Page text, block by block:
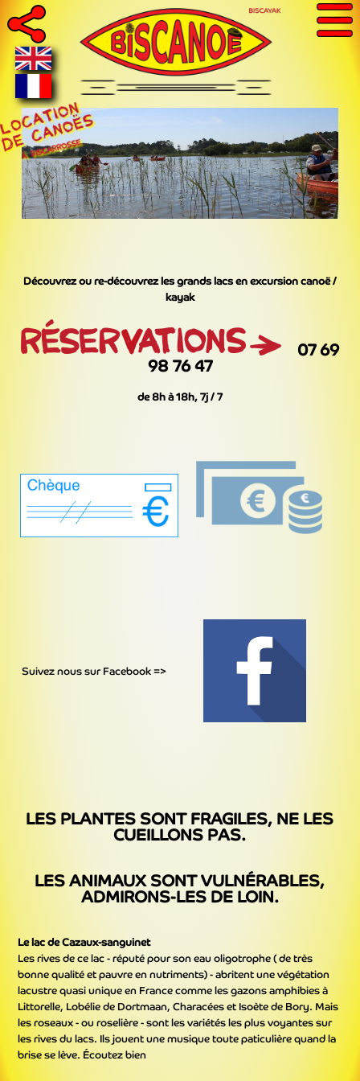
Découvrez ou re-découvrez les grands lacs en excursion canoë /
kayak
07 69
98 76 47
de 8h à 18h, 7j / 7
Suivez nous sur Facebook =>
LES PLANTES SONT FRAGILES, NE LES
CUEILLONS PAS.
LES ANIMAUX SONT VULNÉRABLES,
ADMIRONS-LES DE LOIN.
Le lac de Cazaux-sanguinet
Les rives de ce lac - réputé pour son eau oligotrophe ( de très
bonne qualité et pauvre en nutriments) - abritent une végétation
lacustre quasi unique en France comme les gazons amphibies à
Littorelle, Lobélie de Dortmaan, Characées et Isoète de Bory. Mais
les roseaux - ou roselière - sont les variétés les plus voyantes sur
les rives du lacs. Ils jouent une musique toute paticulière quand la
brise se lève. Écoutez bien